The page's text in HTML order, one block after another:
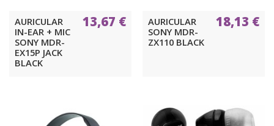
AURICULAR
IN-EAR + MIC
SONY MDR-
EX15P JACK
BLACK
13,67 €
AURICULAR
SONY MDR-
ZX110 BLACK
18,13 €